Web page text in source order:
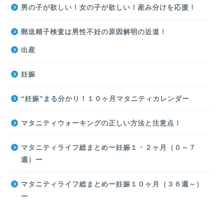
男の子が欲しい！女の子が欲しい！産み分けを応援！
郵送精子検査は男性不妊の原因解明の近道！
出産
妊娠
“妊娠”まる分かり！１０ヶ月マタニティカレンダー
マタニティウォーキングの正しい方法と注意点！
マタニティライフ総まとめー妊娠１・２ヶ月（０～７
週）ー
マタニティライフ総まとめー妊娠１０ヶ月（３６週～）
ー